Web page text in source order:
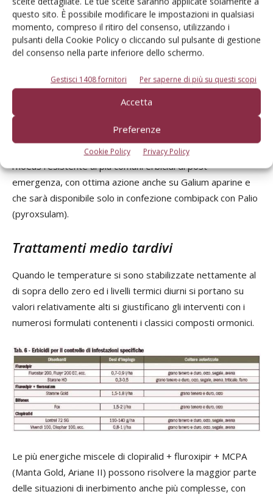
questo sito. È possibile modificare le impostazioni in qualsiasi
momento, compreso il ritiro del consenso, utilizzando i
pulsanti della Cookie Policy o cliccando sul pulsante di gestione
del consenso nella parte inferiore dello schermo.
Gestisci 1408 fornitori Per saperne di più su questi scopi
Accetta
Preferenze
Cookie Policy Privacy Policy
di Papaver rhoeas nelle prime fasi di crescita in alternativa
alle solfoniluree e florasulam, esercitando nel contempo
una buona efficacia anche su Veronica. In questa epoca
possono iniziare gli interventi con i formulati contenenti i
controllo di Galium aparine utilizzando le miscele in cui è
compreso lo specifico fluroxipir. Come già ricordato
precedentemente è disponibile la miscela formulata di
halauxifen-metile + fluroxipir (Tekken) che, come messo in
evidenza per Zypar, risulta efficace anche su Papaver
rhoeas resistente ai più comuni erbicidi di post-
emergenza, con ottima azione anche su Galium aparine e
che sarà disponibile solo in confezione combipack con Palio
(pyroxsulam).
Trattamenti medio tardivi
Quando le temperature si sono stabilizzate nettamente al
di sopra dello zero ed i livelli termici diurni si portano su
valori relativamente alti si giustificano gli interventi con i
numerosi formulati contenenti i classici composti ormonici.
Le più energiche miscele di clopiralid + fluroxipir + MCPA
(Manta Gold, Ariane II) possono risolvere la maggior parte
delle situazioni di inerbimento anche più complesse, con